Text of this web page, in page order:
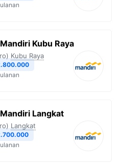
Kubu Raya
Kubu Raya
Langkat
Langkat